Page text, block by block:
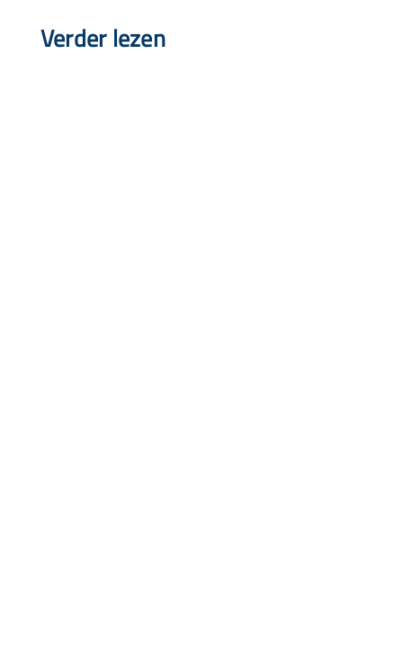
Verder lezen